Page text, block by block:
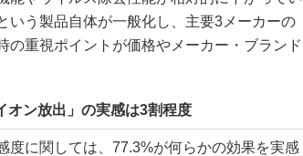
いう製品自体が一般化し、主要3メーカーの
の重視ポイントが価格やメーカー・ブランド
オン放出」の実感は3割程度
に関しては、77.3%が何らかの効果を実感